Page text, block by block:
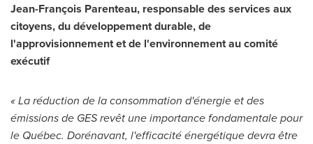
Jean-François Parenteau, responsable des services aux
citoyens, du développement durable, de
l'approvisionnement et de l'environnement au comité
exécutif
« La réduction de la consommation d'énergie et des
émissions de GES revêt une importance fondamentale pour
le Québec. Dorénavant, l'efficacité énergétique devra être